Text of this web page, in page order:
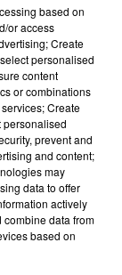
: quel
?
mois
un
based on
or access
Create
personalised
content
or combinations
Create
personalised
prevent and
and content;
may
data to offer
actively
data from
based on